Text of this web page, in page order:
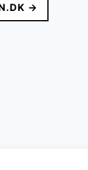
→